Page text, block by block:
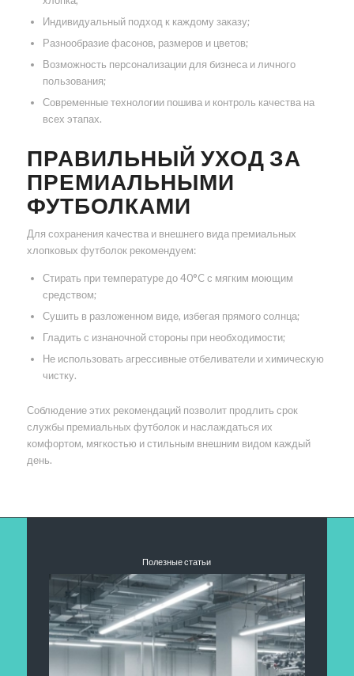
Индивидуальный подход к каждому заказу;
Разнообразие фасонов, размеров и цветов;
Возможность персонализации для бизнеса и личного
пользования;
Современные технологии пошива и контроль качества на
всех этапах.
ПРАВИЛЬНЫЙ УХОД ЗА
ПРЕМИАЛЬНЫМИ
ФУТБОЛКАМИ
Для сохранения качества и внешнего вида премиальных
хлопковых футболок рекомендуем:
Стирать при температуре до 40°C с мягким моющим
средством;
Сушить в разложенном виде, избегая прямого солнца;
Гладить с изнаночной стороны при необходимости;
Не использовать агрессивные отбеливатели и химическую
чистку.
Соблюдение этих рекомендаций позволит продлить срок
службы премиальных футболок и наслаждаться их
комфортом, мягкостью и стильным внешним видом каждый
день.
Полезные статьи